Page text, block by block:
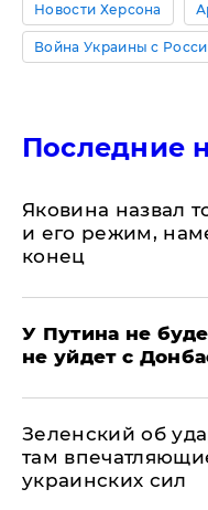
Новости Херсона
Война Украины с
Последние
Яковина назвал
и его режим,
конец
У Путина не
не уйдет с
Зеленский об
там
украинских сил